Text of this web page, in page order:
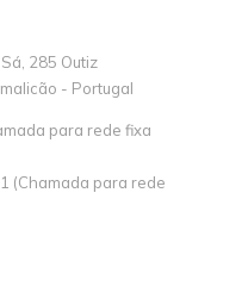
285 Outiz
- Portugal
para rede fixa
(Chamada para rede